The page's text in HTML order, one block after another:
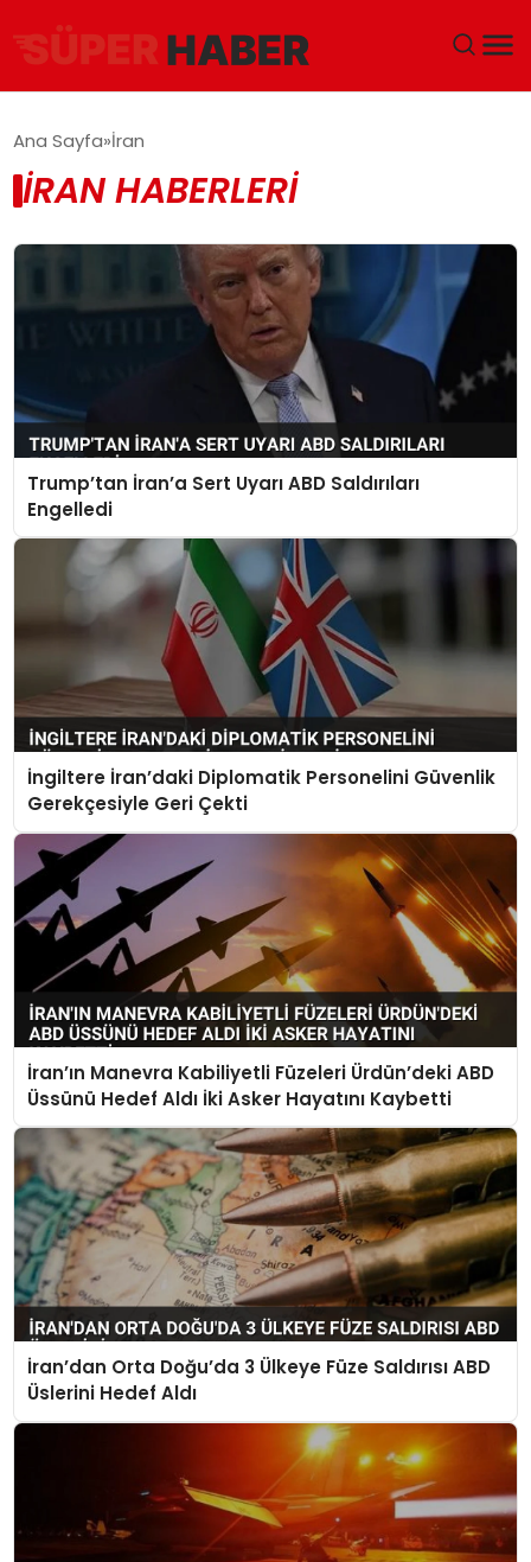
GÜNDEM
DÜNYA
EĞITIM
MAGAZIN
SAĞLIK
SIYASET
SPOR
TEKNOLOJI
YAŞAM
Ana Sayfa İran
İRAN HABERLERI
Trump’tan İran’a Sert Uyarı ABD Saldırıları
Engelledi
İngiltere İran’daki Diplomatik Personelini Güvenlik
Gerekçesiyle Geri Çekti
İran’ın Manevra Kabiliyetli Füzeleri Ürdün’deki ABD
Üssünü Hedef Aldı İki Asker Hayatını Kaybetti
İran’dan Orta Doğu’da 3 Ülkeye Füze Saldırısı ABD
Üslerini Hedef Aldı